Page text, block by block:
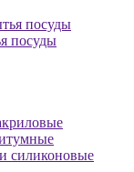
посуды
силиконовые